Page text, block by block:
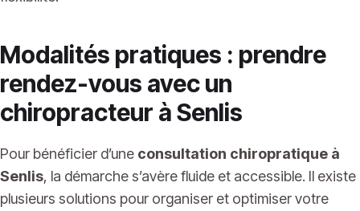
Modalités pratiques : prendre
rendez-vous avec un
chiropracteur à Senlis
Pour bénéficier d’une consultation chiropratique à
Senlis, la démarche s’avère fluide et accessible. Il existe
plusieurs solutions pour organiser et optimiser votre